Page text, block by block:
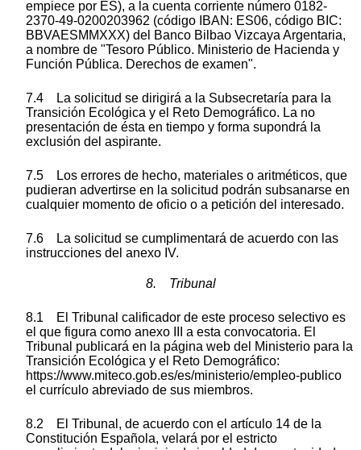
empiece por ES), a la cuenta corriente número 0182-
2370-49-0200203962 (código IBAN: ES06, código BIC:
BBVAESMMXXX) del Banco Bilbao Vizcaya Argentaria,
a nombre de "Tesoro Público. Ministerio de Hacienda y
Función Pública. Derechos de examen".
7.4 La solicitud se dirigirá a la Subsecretaría para la
Transición Ecológica y el Reto Demográfico. La no
presentación de ésta en tiempo y forma supondrá la
exclusión del aspirante.
7.5 Los errores de hecho, materiales o aritméticos, que
pudieran advertirse en la solicitud podrán subsanarse en
cualquier momento de oficio o a petición del interesado.
7.6 La solicitud se cumplimentará de acuerdo con las
instrucciones del anexo IV.
8. Tribunal
8.1 El Tribunal calificador de este proceso selectivo es
el que figura como anexo III a esta convocatoria. El
Tribunal publicará en la página web del Ministerio para la
Transición Ecológica y el Reto Demográfico:
https://www.miteco.gob.es/es/ministerio/empleo-publico
el currículo abreviado de sus miembros.
8.2 El Tribunal, de acuerdo con el artículo 14 de la
Constitución Española, velará por el estricto